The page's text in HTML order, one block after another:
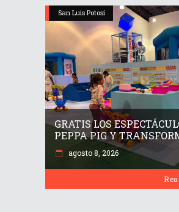
San Luis Potosí
GRATIS LOS
PEPPA PIG Y
agosto 8, 2026